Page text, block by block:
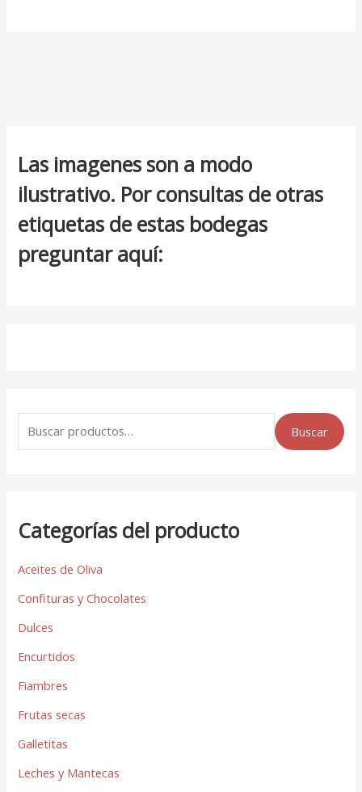
Las imagenes son a modo
ilustrativo. Por consultas de otras
etiquetas de estas bodegas
preguntar aquí:
Buscar
Categorías del producto
Aceites de Oliva
Confituras y Chocolates
Dulces
Encurtidos
Fiambres
Frutas secas
Galletitas
Leches y Mantecas